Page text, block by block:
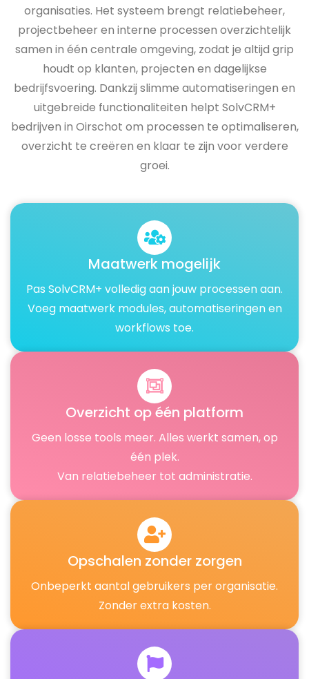
organisaties. Het systeem brengt relatiebeheer,
projectbeheer en interne processen overzichtelijk
samen in één centrale omgeving, zodat je altijd grip
houdt op klanten, projecten en dagelijkse
bedrijfsvoering. Dankzij slimme automatiseringen en
uitgebreide functionaliteiten helpt SolvCRM+
bedrijven in Oirschot om processen te optimaliseren,
overzicht te creëren en klaar te zijn voor verdere
groei.
Maatwerk mogelijk
Pas SolvCRM+ volledig aan jouw processen aan.
Voeg maatwerk modules, automatiseringen en
workflows toe.
Overzicht op één platform
Geen losse tools meer. Alles werkt samen, op
één plek.
Van relatiebeheer tot administratie.
Opschalen zonder zorgen
Onbeperkt aantal gebruikers per organisatie.
Zonder extra kosten.